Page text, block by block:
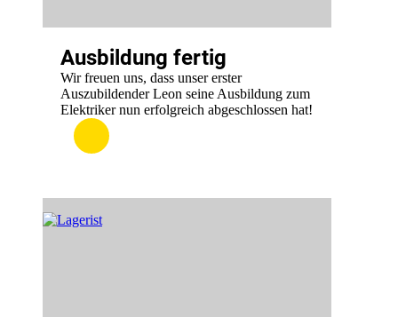
Ausbildung fertig
Wir freuen uns, dass unser erster
Auszubildender Leon seine Ausbildung zum
Elektriker nun erfolgreich abgeschlossen hat!
.:
Ausbildung
fertig